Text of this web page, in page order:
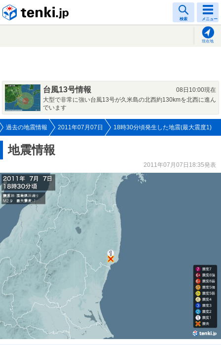
検索 メニュー
現在地
台風13号情報
08日10:00現在
大型で非常に強い台風13号が久米島の北西約130kmを北西に進ん
でいます
過去の地震情報 2011年07月07日 18時30分頃発生した地震(最大震度1)
地震情報
2011年07月07日18:35発表